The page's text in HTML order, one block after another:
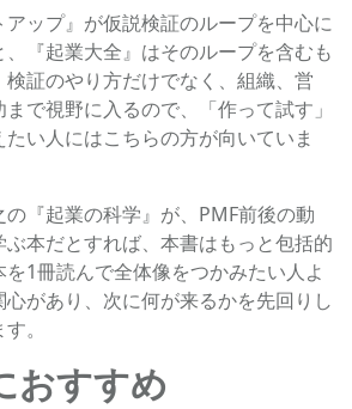
アップ』が仮説検証のループを中心に
『起業大全』はそのループを含むも
証のやり方だけでなく、組織、営
で視野に入るので、「作って試す」
い人にはこちらの方が向いていま
の『起業の科学』が、PMF前後の動
本だとすれば、本書はもっと包括的
1冊読んで全体像をつかみたい人よ
心があり、次に何が来るかを先回りし
。
おすすめ